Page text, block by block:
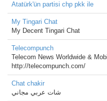
Atatürk'ün partisi chp pkk ile
My Tingari Chat
My Decent Tingari Chat
Telecompunch
Telecom News Worldwide &
http://telecompunch.com/
Chat chakir
شات عربي مجاني